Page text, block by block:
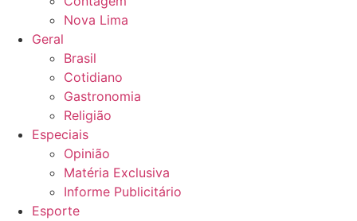
Nova Lima
Geral
Brasil
Cotidiano
Gastronomia
Religião
Especiais
Opinião
Matéria Exclusiva
Informe Publicitário
Esporte